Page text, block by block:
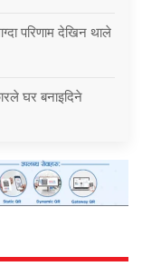
परिणाम देखिन थाले
घर बनाइदिने